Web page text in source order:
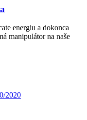
energiu a dokonca
manipulátor na naše
2020